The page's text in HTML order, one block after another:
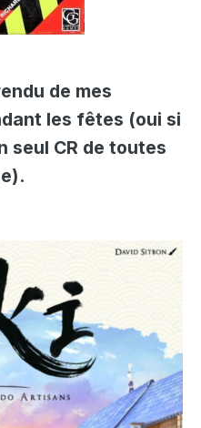
de mes
les fêtes (oui si
seul CR de toutes